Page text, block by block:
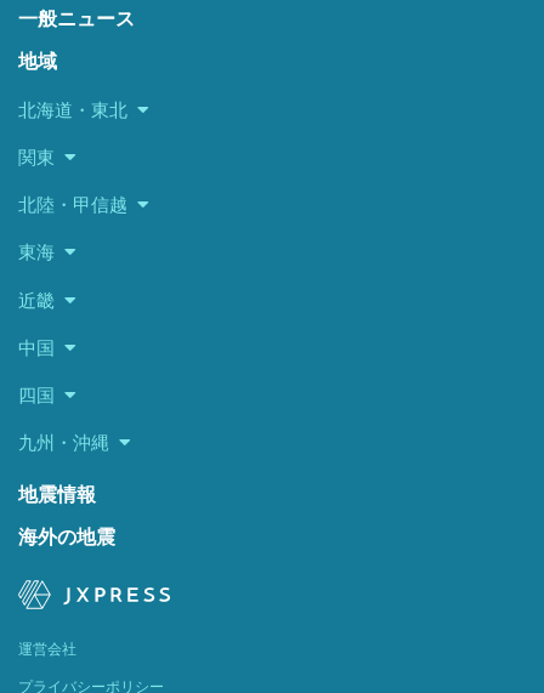
一般ニュース
地域
北海道・東北
関東
北陸・甲信越
東海
近畿
中国
四国
九州・沖縄
地震情報
海外の地震
運営会社
プライバシーポリシー